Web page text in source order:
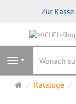
Zur Kasse
Navigation
Startseite
Kataloge